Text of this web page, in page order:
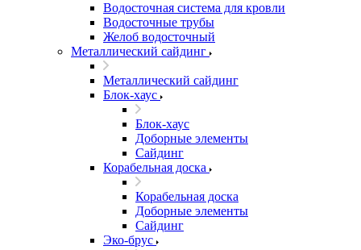
Водосточная система для кровли
Водосточные трубы
Желоб водосточный
Металлический сайдинг
Металлический сайдинг
Блок-хаус
Блок-хаус
Доборные элементы
Сайдинг
Корабельная доска
Корабельная доска
Доборные элементы
Сайдинг
Эко-брус